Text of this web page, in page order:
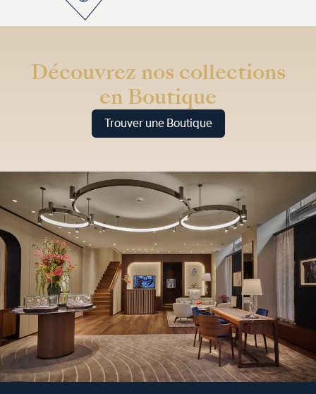
Découvrez nos collections
en Boutique
Trouver une Boutique